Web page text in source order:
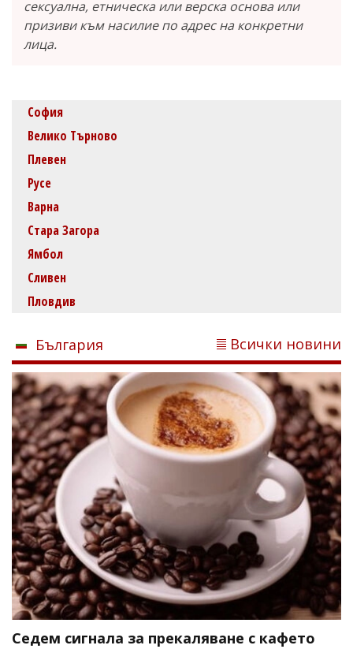
сексуална, етническа или верска основа или
призиви към насилие по адрес на конкретни
лица.
София
Велико Търново
Плевен
Русе
Варна
Стара Загора
Ямбол
Сливен
Пловдив
България Всички новини
Седем сигнала за прекаляване с кафето